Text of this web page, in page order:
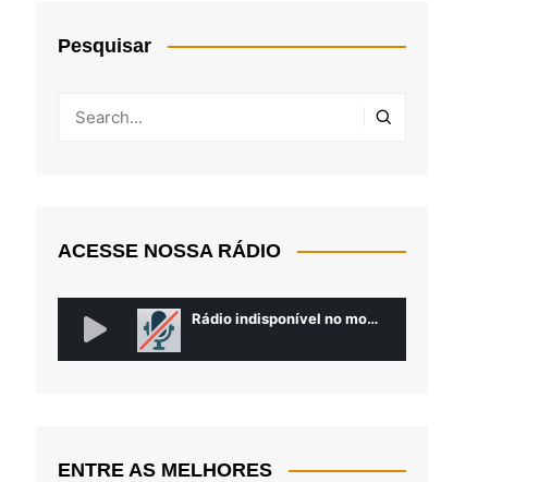
Pesquisar
ACESSE NOSSA RÁDIO
ENTRE AS MELHORES